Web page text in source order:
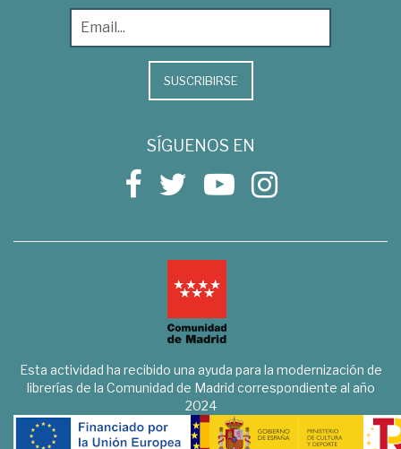
SUSCRIBIRSE
SÍGUENOS EN
Esta actividad ha recibido una ayuda para la modernización de
librerías de la Comunidad de Madrid correspondiente al año
2024